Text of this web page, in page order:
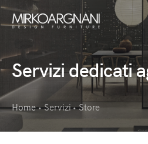
Servizi dedicati
Home • Servizi • Store